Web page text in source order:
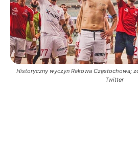
Historyczny wyczyn Rakowa Częstochowa;
Twitter